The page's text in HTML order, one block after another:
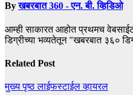
Byखबरबात 360 - एन. बी. व्हिडिओ
आम्ही साकारत आहोत प्रथमच
डिग्रीच्या भव्यतेतून "खबरबात ३६०
Related Post
मुख्य पृष्ठलाईफस्टाईलव्हायरल